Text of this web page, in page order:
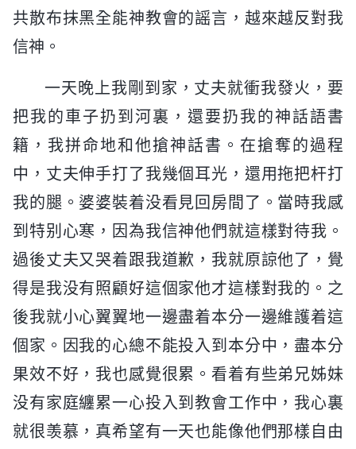
共散布抹黑全能神教會的謡言，越來越反對我
信神。
一天晚上我剛到家，丈夫就衝我發火，要
把我的車子扔到河裏，還要扔我的神話語書
籍，我拼命地和他搶神話書。在搶奪的過程
中，丈夫伸手打了我幾個耳光，還用拖把杆打
我的腿。婆婆裝着没看見回房間了。當時我感
到特别心寒，因為我信神他們就這樣對待我。
過後丈夫又哭着跟我道歉，我就原諒他了，覺
得是我没有照顧好這個家他才這樣對我的。之
後我就小心翼翼地一邊盡着本分一邊維護着這
個家。因我的心總不能投入到本分中，盡本分
果效不好，我也感覺很累。看着有些弟兄姊妹
没有家庭纏累一心投入到教會工作中，我心裏
就很羡慕，真希望有一天也能像他們那樣自由